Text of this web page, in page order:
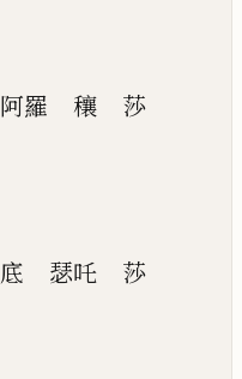
阿羅 穰
莎
底 瑟吒
莎